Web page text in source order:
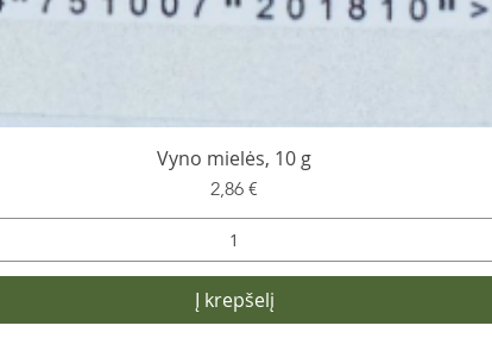
Vyno mielės, 10 g
Kaina
2,86 €
Į krepšelį